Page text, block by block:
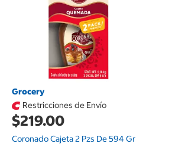
Grocery
Restricciones de Envío
$219.00
Coronado Cajeta 2 Pzs De 594 Gr